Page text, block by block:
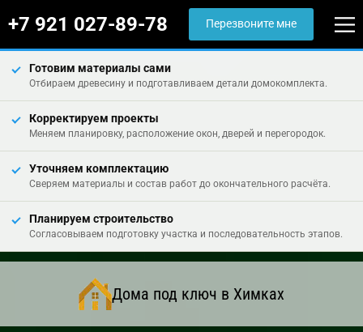
+7 921 027-89-78 Перезвоните мне
Готовим материалы сами
Отбираем древесину и подготавливаем детали домокомплекта.
Корректируем проекты
Меняем планировку, расположение окон, дверей и перегородок.
Уточняем комплектацию
Сверяем материалы и состав работ до окончательного расчёта.
Планируем строительство
Согласовываем подготовку участка и последовательность этапов.
Дома под ключ в Химках